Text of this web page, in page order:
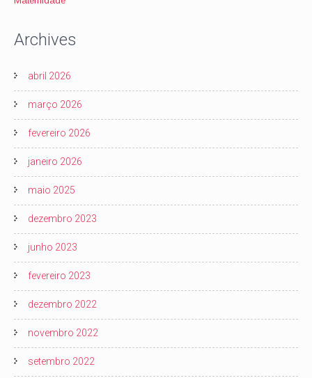
Archives
abril 2026
março 2026
fevereiro 2026
janeiro 2026
maio 2025
dezembro 2023
junho 2023
fevereiro 2023
dezembro 2022
novembro 2022
setembro 2022